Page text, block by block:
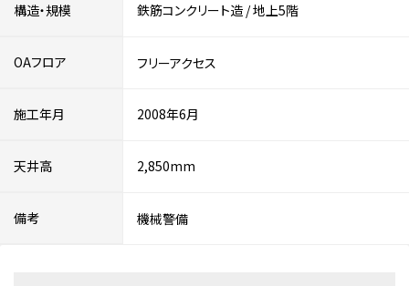
構造・規模 鉄筋コンクリート造 /地上5階
OAフロア フリーアクセス
施工年月 2008年6月
天井高 2,850mm
備考 機械警備